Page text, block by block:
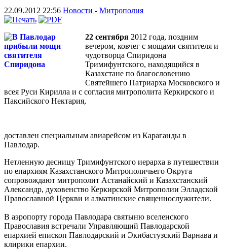
22.09.2012 22:56 Новости - Митрополия
22 сентября 2012 года, поздним
вечером, ковчег с мощами святителя и
чудотворца Спиридона
Тримифунтского, находящийся в
Казахстане по благословению
Святейшего Патриарха Московского и
всея Руси Кирилла и с согласия митрополита Керкирского и
Паксийского Нектария,
доставлен специальным авиарейсом из Караганды в
Павлодар.
Нетленную десницу Тримифунтского иерарха в путешествии
по епархиям Казахстанского Митрополичьего Округа
сопровождают митрополит Астанайский и Казахстанский
Александр, духовенство Керкирской Митрополии Элладской
Православной Церкви и алматинские священнослужители.
В аэропорту города Павлодара святыню вселенского
Православия встречали Управляющий Павлодарской
епархией епископ Павлодарский и Экибастузский Варнава и
клирики епархии.